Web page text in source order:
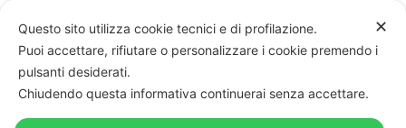
✕
Questo sito utilizza cookie tecnici e di profilazione.
Puoi accettare, rifiutare o personalizzare i cookie premendo i
pulsanti desiderati.
Chiudendo questa informativa continuerai senza accettare.